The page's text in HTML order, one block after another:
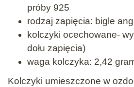
próby 925
rodzaj zapięcia: bigle
kolczyki ocechowane-
dołu zapięcia)
waga kolczyka: 2,42
Kolczyki umieszczone w